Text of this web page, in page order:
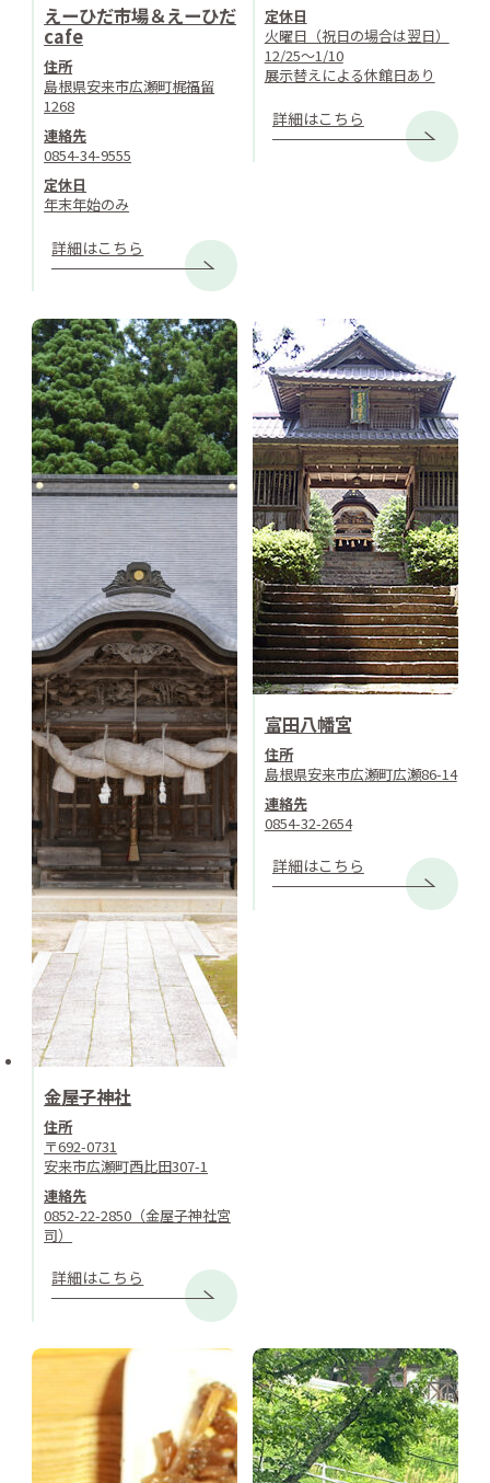
えーひだ市場＆えーひだ
cafe
住所
島根県安来市広瀬町梶福留
1268
連絡先
0854-34-9555
定休日
年末年始のみ
詳細はこちら
定休日
火曜日（祝日の場合は翌日）
12/25～1/10
展示替えによる休館日あり
詳細はこちら
金屋子神社
住所
〒692-0731
安来市広瀬町西比田307-1
連絡先
0852-22-2850（金屋子神社宮
司）
詳細はこちら
富田八幡宮
住所
島根県安来市広瀬町広瀬86-14
連絡先
0854-32-2654
詳細はこちら